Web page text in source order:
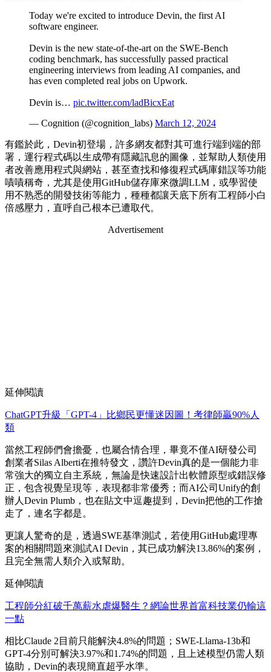
Today we're excited to introduce Devin, the first AI
software engineer.
Devin is the new state-of-the-art on the SWE-Bench
coding benchmark, has successfully passed practical
engineering interviews from leading AI companies, and
has even completed real jobs on Upwork.
Devin is… pic.twitter.com/ladBicxEat
— Cognition (@cognition_labs) March 12, 2024
有鑑於此，Devin初登場，許多網友都對其可進行端到端的部
署，運行程式碼以生成帶有隱藏訊息的圖像，並幫助人類使用
者改善應用程式與網站，甚至查找和修復程式碼庫錯誤等功能
嘖嘖稱奇，尤其是使用GitHub儲存庫來微調LLM，或學習使
用不熟悉的開發技術等能力，種種都讓天底下所有工程師小白
倍感壓力，直呼自己根本已遭取代。
Advertisement
延伸閱讀
ChatGPT升級「GPT-4」比鄉民更懂迷因圖！考律師贏90%人
類
當然工程師們會擔憂，也屬合情合理，畢竟不僅AI研發公司
創業者Silas Alberti在推特發文，讚許Devin真的是一個能力非
常強大的獨立自主系統，無論是快速設計出軟體原型或錯誤修
正，包含視覺呈現等，表現都非常優秀；而AI公司Unify的創
辦人Devin Plumb，也在貼文中逗趣提到，Devin把他的工作搶
走了，連名字都是。
更讓人驚奇的是，透過SWE基準測試，若使用GitHub處理專
案的相關問題來測試AI Devin，其已成功解決13.86%的案例，
且完全無需人類介入或幫助。
延伸閱讀
工程師分紅破千萬薪水虐爆醫生？網論世界首富科技業仍輸這
一點
相比Claude 2目前只能解決4.8%的問題；SWE-Llama-13b和
GPT-4分別可解決3.97%和1.74%的問題，且上述模型仍需人類
協助，Devin的表現簡直超乎水準。